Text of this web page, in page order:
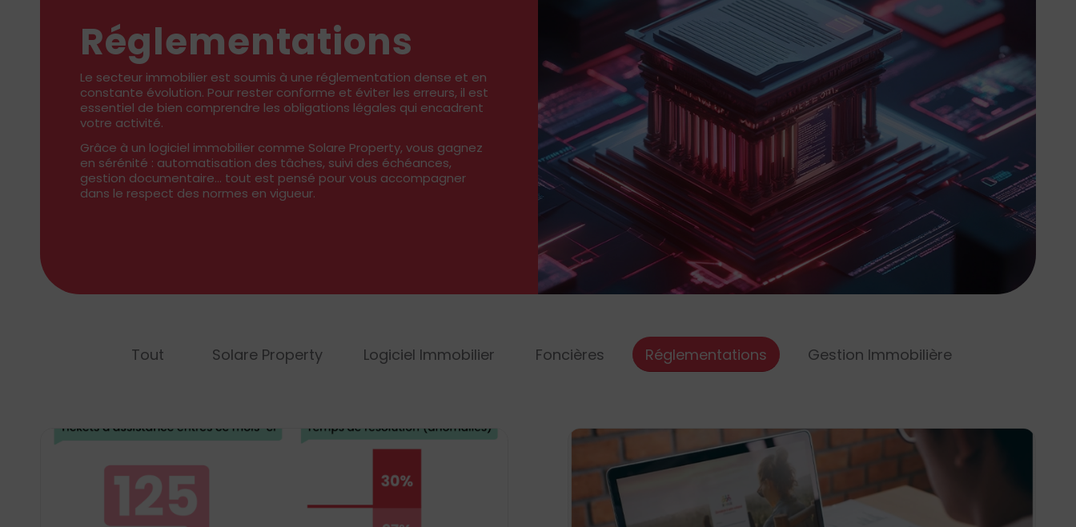
Réglementations
Le secteur immobilier est soumis à une réglementation dense et en
constante évolution. Pour rester conforme et éviter les erreurs, il est
essentiel de bien comprendre les obligations légales qui encadrent
votre activité.
Grâce à un logiciel immobilier comme Solare Property, vous gagnez
en sérénité : automatisation des tâches, suivi des échéances,
gestion documentaire… tout est pensé pour vous accompagner
dans le respect des normes en vigueur.
Tout Solare Property Logiciel Immobilier Foncières Réglementations Gestion Immobilière